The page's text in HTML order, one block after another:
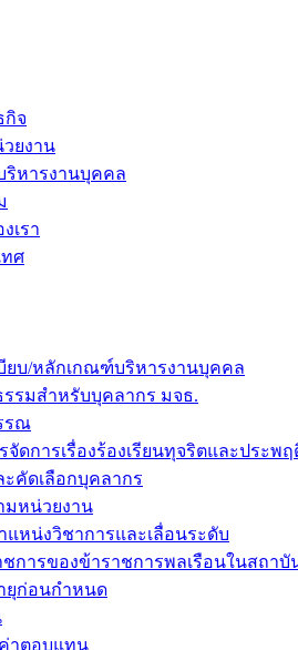
กิจ
ยงาน
ริหารงานบุคคล
เรา
ทศ
ยบ/หลักเกณฑ์บริหารงานบุคคล
รรมสำหรับบุคลากร มจธ.
รณ
ดการเรื่องร้องเรียนทุจริตและประพ
ะคัดเลือกบุคลากร
มหน่วยงาน
แหน่งวิชาการและเลื่อนระดับ
ชการของข้าราชการพลเรือนในสถา
ยุก่อนกำหนด
ค่าตอบแทน